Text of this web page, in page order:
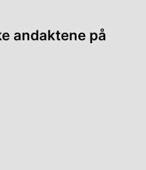
andaktene på